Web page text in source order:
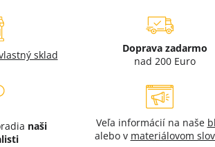
sklad
Doprava zadarmo
nad 200 Euro
naši
Veľa informácií na naše
alebo v materiálovom